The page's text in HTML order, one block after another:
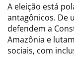
A eleição está
antagônicos. De
defendem a
Amazônia e
sociais, com